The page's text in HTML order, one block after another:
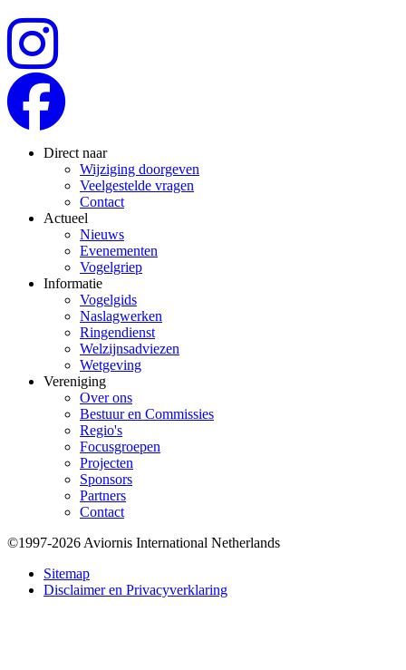
Direct naar
Wijziging doorgeven
Veelgestelde vragen
Contact
Actueel
Nieuws
Evenementen
Vogelgriep
Informatie
Vogelgids
Naslagwerken
Ringendienst
Welzijnsadviezen
Wetgeving
Vereniging
Over ons
Bestuur en Commissies
Regio's
Focusgroepen
Projecten
Sponsors
Partners
Contact
Bottom
©1997-2026 Aviornis International Netherlands
Sitemap
Disclaimer en Privacyverklaring